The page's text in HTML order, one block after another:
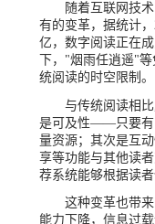
随着互联网技
有的变革，据统计
亿，数字阅读正在
下，"烟雨任逍遥"
统阅读的时空限制。
与传统阅读相
是可及性——只要有
量资源；其次是互
享等功能与其他读
荐系统能够根据读
这种变革也带
能力下降，信息过